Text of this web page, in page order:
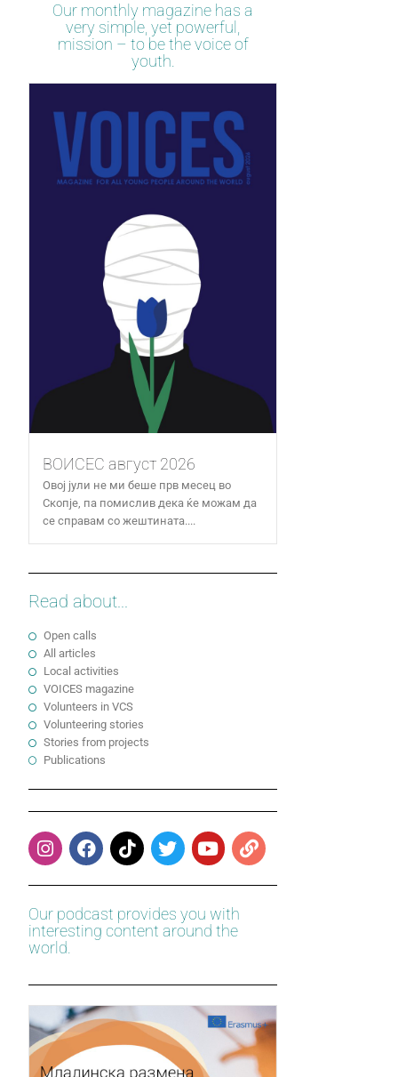
Our monthly magazine has a
very simple, yet powerful,
mission – to be the voice of
youth.
ВОИСЕС август 2026
Овој јули не ми беше прв месец во
Скопје, па помислив дека ќе можам да
се справам со жештината....
Read about...
Open calls
All articles
Local activities
VOICES magazine
Volunteers in VCS
Volunteering stories
Stories from projects
Publications
Our podcast provides you with
interesting content around the
world.